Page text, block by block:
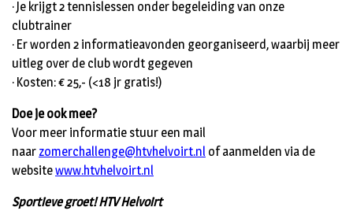
· Je krijgt 2 tennislessen onder begeleiding van onze
clubtrainer
· Er worden 2 informatieavonden georganiseerd, waarbij meer
uitleg over de club wordt gegeven
· Kosten: € 25,- (<18 jr gratis!)
Doe je ook mee?
Voor meer informatie stuur een mail
naar zomerchallenge@htvhelvoirt.nl of aanmelden via de
websitewww.htvhelvoirt.nl
Sportieve groet! HTV Helvoirt